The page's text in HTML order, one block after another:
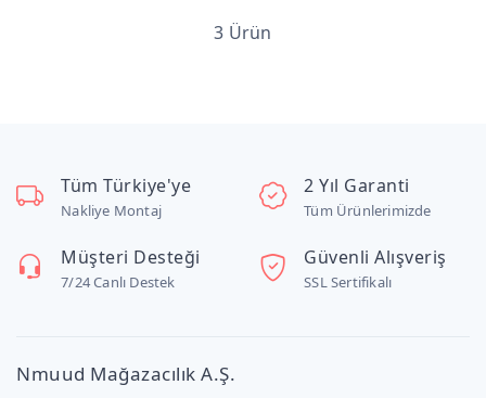
3 Ürün
Tüm Türkiye'ye
Nakliye Montaj
2 Yıl Garanti
Tüm Ürünlerimizde
Müşteri Desteği
7/24 Canlı Destek
Güvenli Alışveriş
SSL Sertifikalı
Nmuud Mağazacılık A.Ş.